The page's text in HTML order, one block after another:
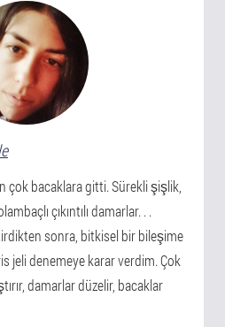
çok bacaklara gitti. Sürekli şişlik,
çıkıntılı damarlar. . .
sonra, bitkisel bir bileşime
jeli denemeye karar verdim. Çok
damarlar düzelir, bacaklar